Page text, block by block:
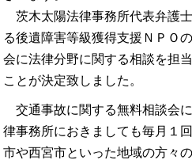
茨木太陽法律事務所代表弁護
る後遺障害等級獲得支援ＮＰＯ
会に法律分野に関する相談を担
ことが決定致しました。
交通事故に関する無料相談会
律事務所におきましても毎月１
市や西宮市といった地域の方々